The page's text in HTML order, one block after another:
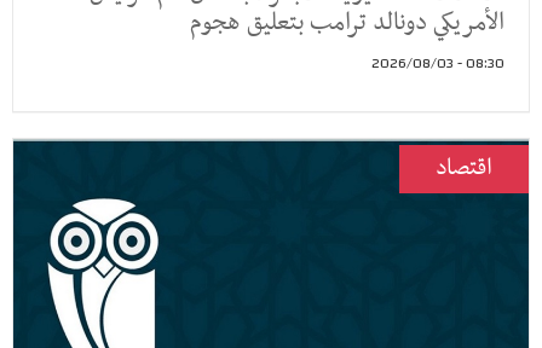
الأمريكي دونالد ترامب بتعليق ⁠هجوم
08:30 - 2026/08/03
اقتصاد